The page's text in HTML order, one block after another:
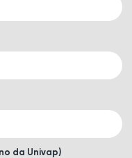
da Univap)